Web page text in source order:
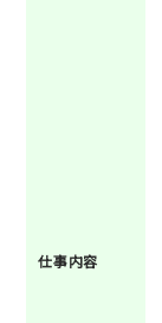
仕事内容